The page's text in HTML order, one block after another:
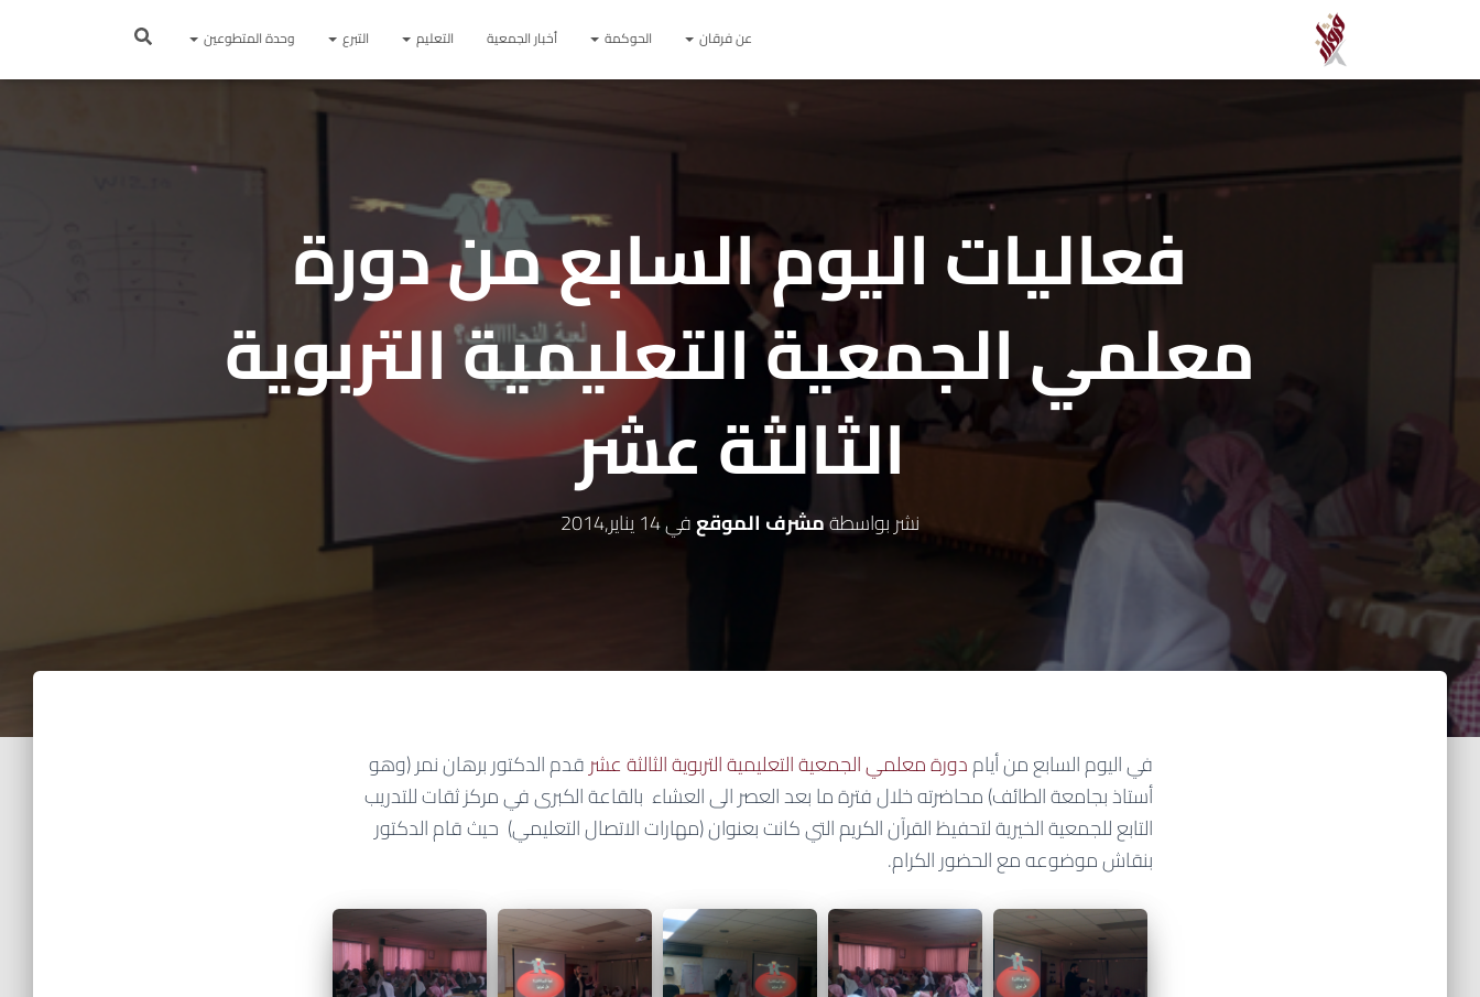
عن فرقان الحوكمة أخبار الجمعية التعليم التبرع وحدة المتطوعين
فعاليات اليوم السابع من دورة
معلمي الجمعية التعليمية التربوية
الثالثة عشر
نشر بواسطةمشرف الموقعفي14 يناير,2014
في اليوم السابع من أيامدورة معلمي الجمعية التعليمية التربوية الثالثة عشرقدم الدكتور برهان نمر (وهو
أستاذ بجامعة الطائف) محاضرته خلال فترة ما بعد العصر الى العشاء بالقاعة الكبرى في مركز ثقات للتدريب
التابع للجمعية الخيرية لتحفيظ القرآن الكريم التي كانت بعنوان (مهارات الاتصال التعليمي) حيث قام الدكتور
بنقاش موضوعه مع الحضور الكرام.